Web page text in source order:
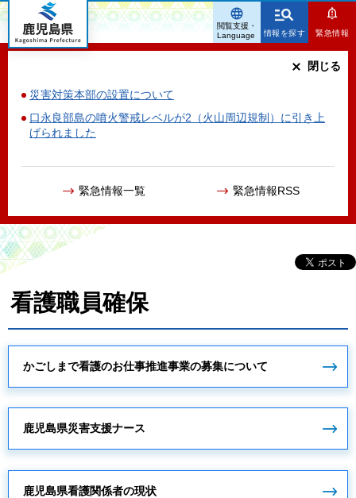
鹿児島県
情報を探す 緊急情報
災害対策本部の設置について
口永良部島の噴火警戒レベルが2（火山周辺規制）に引き上
げられました
緊急情報一覧 緊急情報RSS
閉じる
閲覧支援・
Language
看護職員確保
かごしまで看護のお仕事推進事業の募集について
鹿児島県災害支援ナース
鹿児島県看護関係者の現状